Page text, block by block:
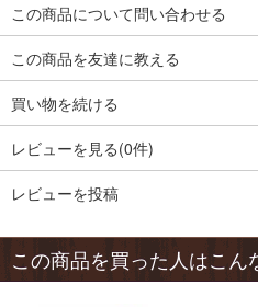
この商品について問い合わせる
この商品を友達に教える
買い物を続ける
レビューを見る(0件)
レビューを投稿
この商品を買った人はこん